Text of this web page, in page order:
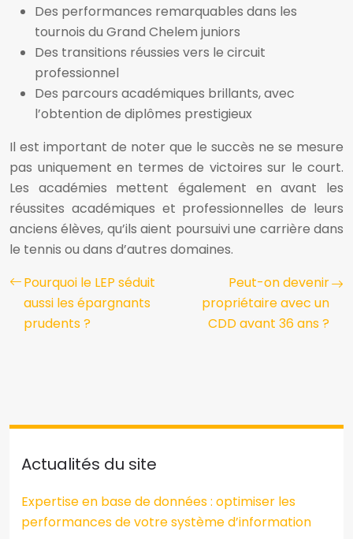
Des performances remarquables dans les
tournois du Grand Chelem juniors
Des transitions réussies vers le circuit
professionnel
Des parcours académiques brillants, avec
l’obtention de diplômes prestigieux
Il est important de noter que le succès ne se mesure
pas uniquement en termes de victoires sur le court.
Les académies mettent également en avant les
réussites académiques et professionnelles de leurs
anciens élèves, qu’ils aient poursuivi une carrière dans
le tennis ou dans d’autres domaines.
Pourquoi le LEP séduit
aussi les épargnants
prudents ?
Peut-on devenir
propriétaire avec un
CDD avant 36 ans ?
Actualités du site
Expertise en base de données : optimiser les
performances de votre système d’information